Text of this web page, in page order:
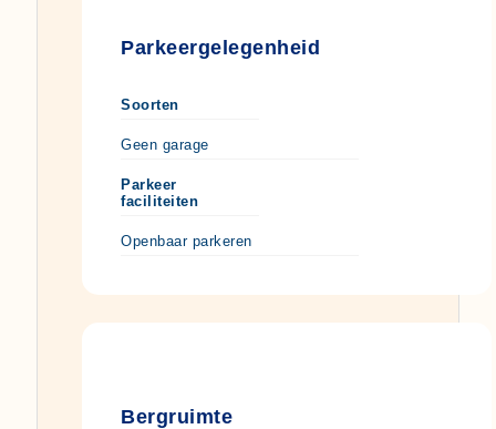
Parkeergelegenheid
Soorten
Geen garage
Parkeer
faciliteiten
Openbaar parkeren
Bergruimte